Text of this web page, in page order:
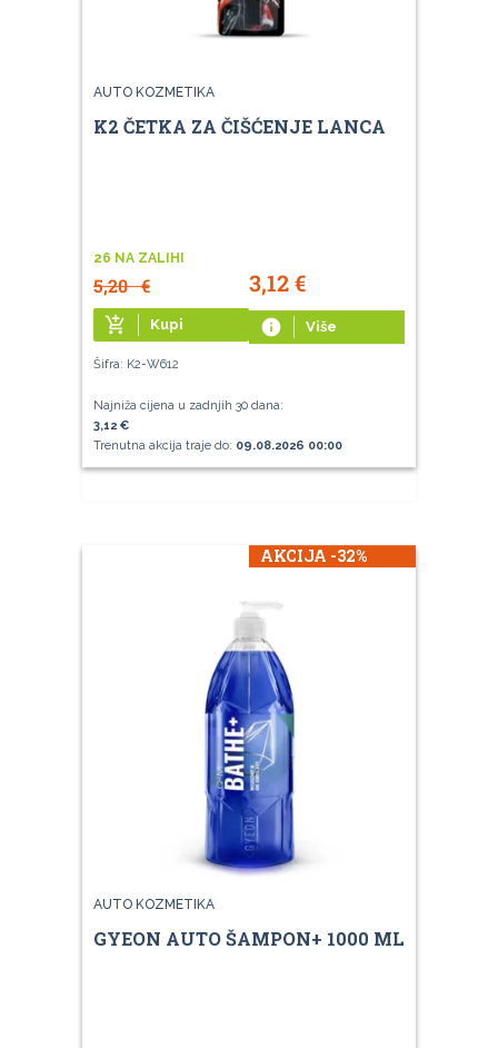
AUTO KOZMETIKA
K2 ČETKA ZA ČIŠĆENJE LANCA
26 NA ZALIHI
5,20€ 3,12€
add_shopping_cart Kupi info Više
Šifra: K2-W612
Najniža cijena u zadnjih 30 dana:
3,12 €
Trenutna akcija traje do: 09.08.2026 00:00
AKCIJA -32%
AUTO KOZMETIKA
GYEON AUTO ŠAMPON+ 1000 ML